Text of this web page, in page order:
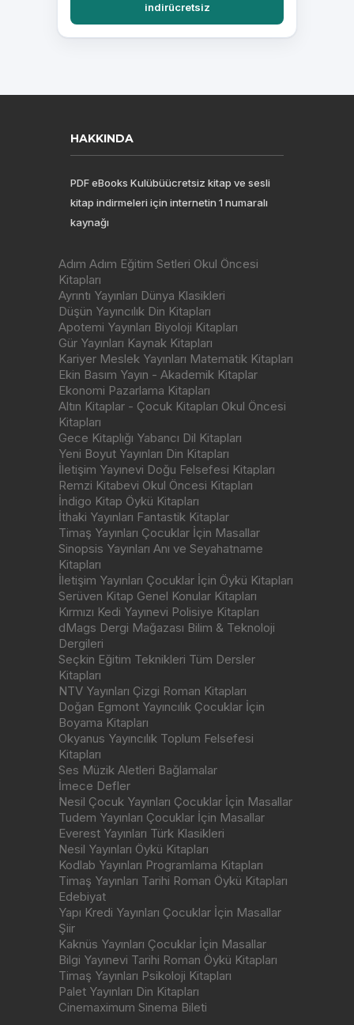
indirücretsiz
HAKKINDA
PDF eBooks Kulübüücretsiz kitap ve sesli
kitap indirmeleri için internetin 1 numaralı
kaynağı
Adım Adım Eğitim Setleri Okul Öncesi
Kitapları
Ayrıntı Yayınları Dünya Klasikleri
Düşün Yayıncılık Din Kitapları
Apotemi Yayınları Biyoloji Kitapları
Gür Yayınları Kaynak Kitapları
Kariyer Meslek Yayınları Matematik Kitapları
Ekin Basım Yayın - Akademik Kitaplar
Ekonomi Pazarlama Kitapları
Altın Kitaplar - Çocuk Kitapları Okul Öncesi
Kitapları
Gece Kitaplığı Yabancı Dil Kitapları
Yeni Boyut Yayınları Din Kitapları
İletişim Yayınevi Doğu Felsefesi Kitapları
Remzi Kitabevi Okul Öncesi Kitapları
İndigo Kitap Öykü Kitapları
İthaki Yayınları Fantastik Kitaplar
Timaş Yayınları Çocuklar İçin Masallar
Sinopsis Yayınları Anı ve Seyahatname
Kitapları
İletişim Yayınları Çocuklar İçin Öykü Kitapları
Serüven Kitap Genel Konular Kitapları
Kırmızı Kedi Yayınevi Polisiye Kitapları
dMags Dergi Mağazası Bilim & Teknoloji
Dergileri
Seçkin Eğitim Teknikleri Tüm Dersler
Kitapları
NTV Yayınları Çizgi Roman Kitapları
Doğan Egmont Yayıncılık Çocuklar İçin
Boyama Kitapları
Okyanus Yayıncılık Toplum Felsefesi
Kitapları
Ses Müzik Aletleri Bağlamalar
İmece Defler
Nesil Çocuk Yayınları Çocuklar İçin Masallar
Tudem Yayınları Çocuklar İçin Masallar
Everest Yayınları Türk Klasikleri
Nesil Yayınları Öykü Kitapları
Kodlab Yayınları Programlama Kitapları
Timaş Yayınları Tarihi Roman Öykü Kitapları
Edebiyat
Yapı Kredi Yayınları Çocuklar İçin Masallar
Şiir
Kaknüs Yayınları Çocuklar İçin Masallar
Bilgi Yayınevi Tarihi Roman Öykü Kitapları
Timaş Yayınları Psikoloji Kitapları
Palet Yayınları Din Kitapları
Cinemaximum Sinema Bileti